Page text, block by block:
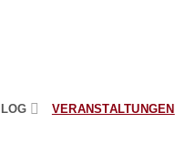
VERANSTALTUNGEN